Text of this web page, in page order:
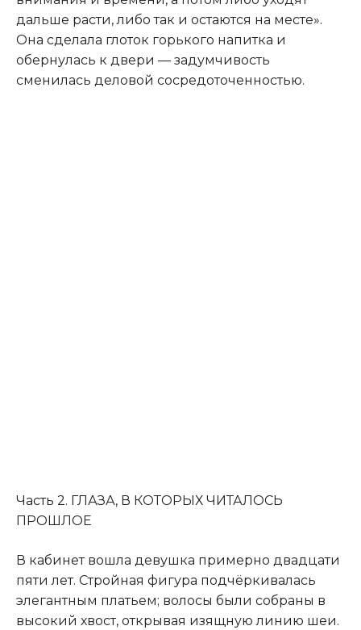
дальше расти, либо так и остаются на месте».
Она сделала глоток горького напитка и
обернулась к двери — задумчивость
сменилась деловой сосредоточенностью.
Часть 2. ГЛАЗА, В КОТОРЫХ ЧИТАЛОСЬ
ПРОШЛОЕ
В кабинет вошла девушка примерно двадцати
пяти лет. Стройная фигура подчёркивалась
элегантным платьем; волосы были собраны в
высокий хвост, открывая изящную линию шеи.